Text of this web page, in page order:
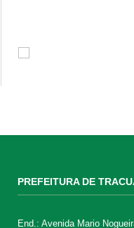
PREFEITURA DE
End.: Avenida Mario